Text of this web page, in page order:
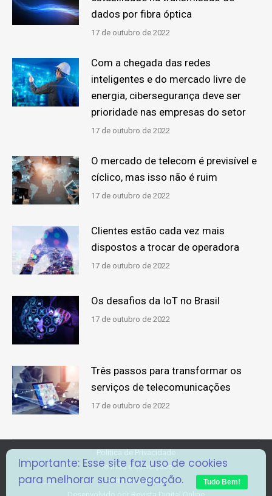
dados por fibra óptica
17 de outubro de 2022
Com a chegada das redes
inteligentes e do mercado livre de
energia, cibersegurança deve ser
prioridade nas empresas do setor
17 de outubro de 2022
O mercado de telecom é previsível e
cíclico, mas isso não é ruim
17 de outubro de 2022
Clientes estão cada vez mais
dispostos a trocar de operadora
17 de outubro de 2022
Os desafios da IoT no Brasil
17 de outubro de 2022
Três passos para transformar os
serviços de telecomunicações
17 de outubro de 2022
Termos e Condições
Formulário RGPD
Importante: Esse site faz uso de cookies
para melhorar sua navegação.
Tudo Bem!